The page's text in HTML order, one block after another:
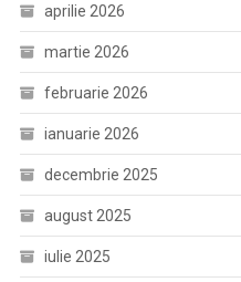
aprilie 2026
martie 2026
februarie 2026
ianuarie 2026
decembrie 2025
august 2025
iulie 2025